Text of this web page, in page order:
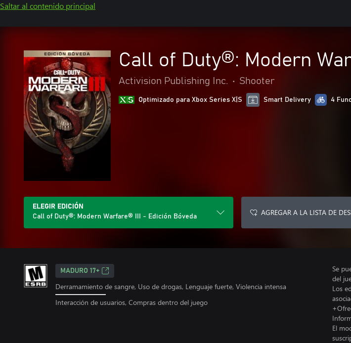
Saltar al contenido principal
Call of Duty®: Modern
Activision Publishing Inc. • Shooter
Optimizado para Xbox Series X|S Smart Delivery 4
ELEGIR EDICIÓN
Call of Duty®: Modern Warfare® III - Edición Bóveda
AGREGAR A LA LISTA DE
MADURO 17+
Derramamiento de sangre, Uso de drogas, Lenguaje fuerte, Violencia intensa
Interacción de usuarios, Compras dentro del juego
Se
del
Los
El